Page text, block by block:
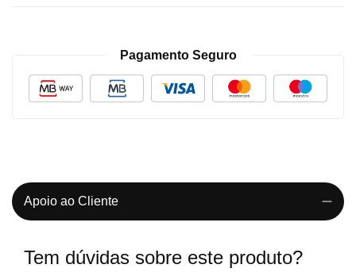
Pagamento Seguro
Apoio ao Cliente
Tem dúvidas sobre este produto?